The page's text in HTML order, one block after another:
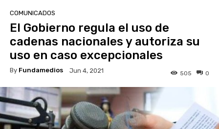
COMUNICADOS
El Gobierno regula el uso de
cadenas nacionales y autoriza su
uso en caso excepcionales
By Fundamedios Jun 4, 2021 0
505